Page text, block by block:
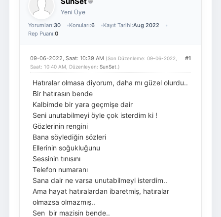
Yeni Üye
Yorumları:30 Konuları:6 Kayıt Tarihi:Aug 2022
Rep Puanı:0
#1
09-06-2022, Saat: 10:39 AM (Son Düzenleme: 09-06-2022,
Saat: 10:40 AM, Düzenleyen: SunSet .)
Hatıralar olmasa diyorum, daha mı güzel olurdu..
Bir hatırasın bende
Kalbimde bir yara geçmişe dair
Seni unutabilmeyi öyle çok isterdim ki !
Gözlerinin rengini
Bana söylediğin sözleri
Ellerinin soğukluğunu
Sessinin tınısını
Telefon numaranı
Sana dair ne varsa unutabilmeyi isterdim..
Ama hayat hatıralardan ibaretmiş, hatıralar
olmazsa olmazmış..
Sen bir mazisin bende..